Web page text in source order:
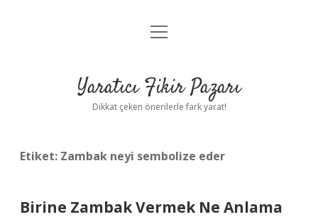
Anasayfa
Yasal Uyarı
menüyü
Yaratıcı Fikir Pazarı
Dikkat çeken önerilerle fark yarat!
Etiket: Zambak neyi sembolize eder
Birine Zambak Vermek Ne Anlama